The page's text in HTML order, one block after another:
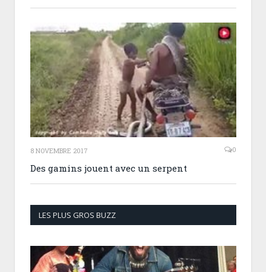
8 NOVEMBRE 2017 0
Des gamins jouent avec un serpent
LES PLUS GROS BUZZ